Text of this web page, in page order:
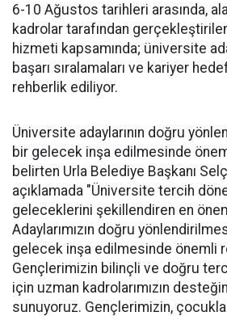
6-10 Ağustos tarihleri arasında,
kadrolar tarafından
hizmeti kapsamında; üniversite
başarı sıralamaları ve kariyer
rehberlik ediliyor.
Üniversite adaylarının doğru
bir gelecek inşa edilmesinde
belirten Urla Belediye Başkanı
açıklamada "Üniversite tercih
geleceklerini şekillendiren en
Adaylarımızın doğru
gelecek inşa edilmesinde önemli
Gençlerimizin bilinçli ve doğru
için uzman kadrolarımızın
sunuyoruz. Gençlerimizin,